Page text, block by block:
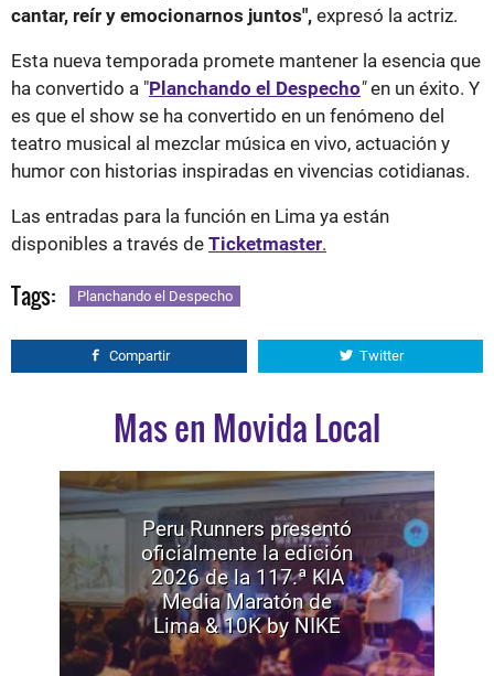
cantar, reír y emocionarnos juntos", expresó la actriz.
Esta nueva temporada promete mantener la esencia que
ha convertido a "Planchando el Despecho"en un éxito. Y
es que el show se ha convertido en un fenómeno del
teatro musical al mezclar música en vivo, actuación y
humor con historias inspiradas en vivencias cotidianas.
Las entradas para la función en Lima ya están
disponibles a través de Ticketmaster.
Tags: Planchando el Despecho
Compartir Twitter
Mas en Movida Local
Peru Runners presentó
oficialmente la edición
2026 de la 117.ª KIA
Media Maratón de
Lima & 10K by NIKE